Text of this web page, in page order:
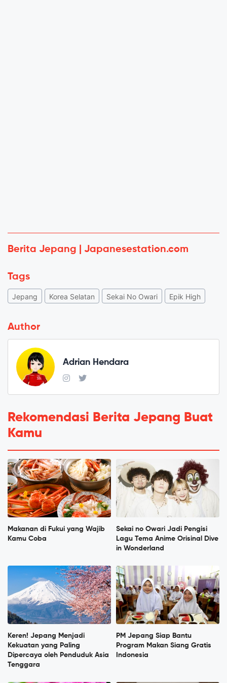
Berita Jepang | Japanesestation.com
Tags
Jepang Korea Selatan Sekai No Owari Epik High
Author
Adrian Hendara
Rekomendasi Berita Jepang Buat
Kamu
Makanan di Fukui yang Wajib
Kamu Coba
Sekai no Owari Jadi Pengisi
Lagu Tema Anime Orisinal Dive
in Wonderland
Keren! Jepang Menjadi
Kekuatan yang Paling
Dipercaya oleh Penduduk Asia
Tenggara
PM Jepang Siap Bantu
Program Makan Siang Gratis
Indonesia